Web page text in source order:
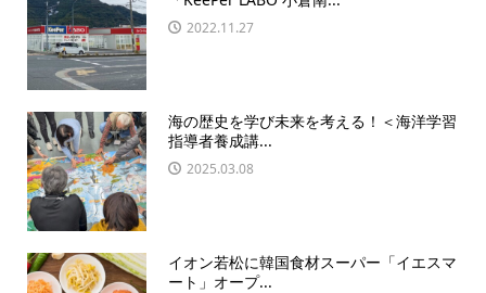
2022.11.27
海の歴史を学び未来を考える！＜海洋学習
指導者養成講...
2025.03.08
イオン若松に韓国食材スーパー「イエスマ
ート」オープ...